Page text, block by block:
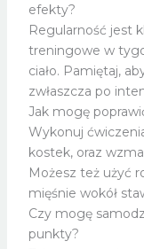
efekty?
Regularność jest
treningowe w
ciało. Pamiętaj,
zwłaszcza po
Jak mogę
Wykonuj
kostek, oraz
Możesz też użyć
mięśnie wokół
Czy mogę
punkty?